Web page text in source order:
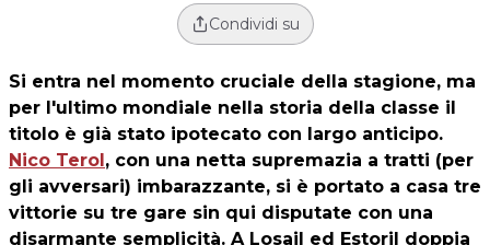
Condividi su
Si entra nel momento cruciale della stagione, ma
per l'ultimo mondiale nella storia della classe il
titolo è già stato ipotecato con largo anticipo.
Nico Terol , con una netta supremazia a tratti (per
gli avversari) imbarazzante, si è portato a casa tre
vittorie su tre gare sin qui disputate con una
disarmante semplicità. A Losail ed Estoril doppia